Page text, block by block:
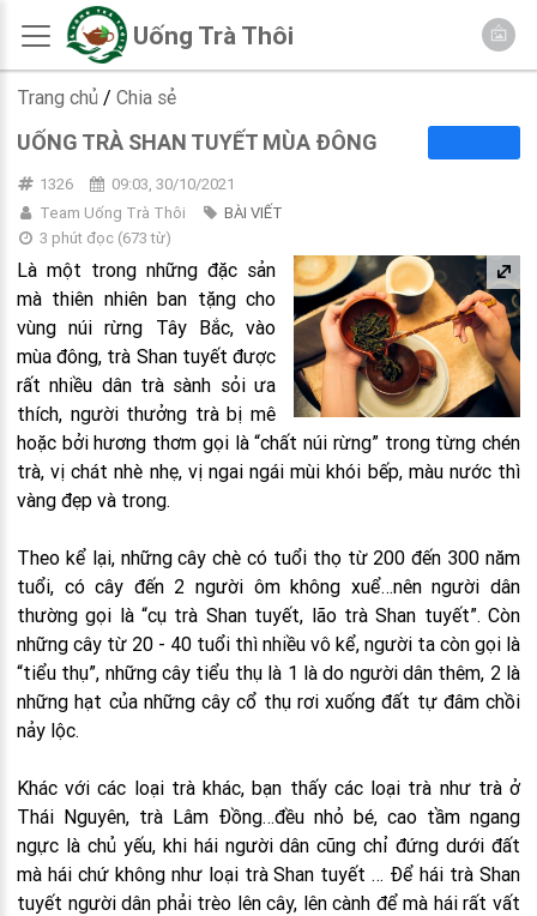
Uống Trà Thôi
Trang chủ / Chia sẻ
UỐNG TRÀ SHAN TUYẾT MÙA ĐÔNG
1326
09:03, 30/10/2021
Team Uống Trà Thôi
BÀI VIẾT
3 phút đọc(673từ)
Là một trong những đặc sản
mà thiên nhiên ban tặng cho
vùng núi rừng Tây Bắc, vào
mùa đông, trà Shan tuyết được
rất nhiều dân trà sành sỏi ưa
thích, người thưởng trà bị mê
hoặc bởi hương thơm gọi là “chất núi rừng” trong từng chén
trà, vị chát nhè nhẹ, vị ngai ngái mùi khói bếp, màu nước thì
vàng đẹp và trong.
Theo kể lại, những cây chè có tuổi thọ từ 200 đến 300 năm
tuổi, có cây đến 2 người ôm không xuể…nên người dân
thường gọi là “cụ trà Shan tuyết, lão trà Shan tuyết”. Còn
những cây từ 20 - 40 tuổi thì nhiều vô kể, người ta còn gọi là
“tiểu thụ”, những cây tiểu thụ là 1 là do người dân thêm, 2 là
những hạt của những cây cổ thụ rơi xuống đất tự đâm chồi
nảy lộc.
Khác với các loại trà khác, bạn thấy các loại trà như trà ở
Thái Nguyên, trà Lâm Đồng…đều nhỏ bé, cao tầm ngang
ngực là chủ yếu, khi hái người dân cũng chỉ đứng dưới đất
mà hái chứ không như loại trà Shan tuyết … Để hái trà Shan
tuyết người dân phải trèo lên cây, lên cành để mà hái rất vất